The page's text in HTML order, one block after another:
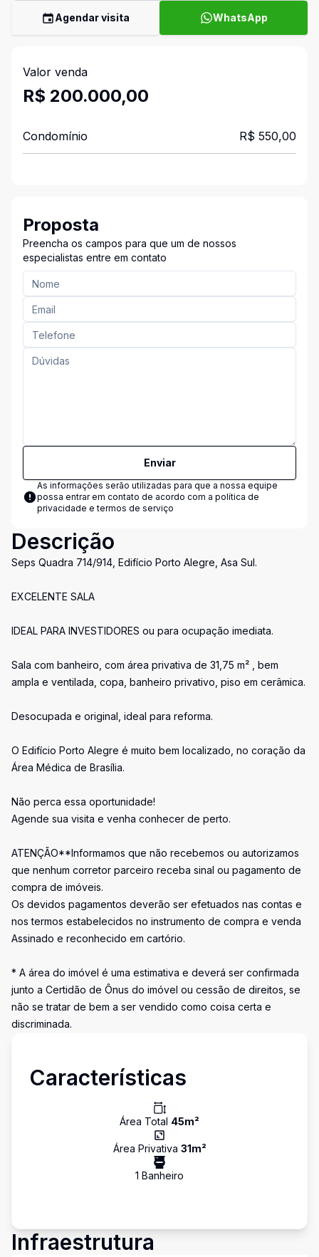
Agendar visita WhatsApp
Valor venda
R$ 200.000,00
Condomínio R$ 550,00
Proposta
Preencha os campos para que um de nossos
especialistas entre em contato
Enviar
As informações serão utilizadas para que a nossa equipe
possa entrar em contato de acordo com a política de
privacidade e termos de serviço
Descrição
Seps Quadra 714/914, Edifício Porto Alegre, Asa Sul.
EXCELENTE SALA
IDEAL PARA INVESTIDORES ou para ocupação imediata.
Sala com banheiro, com área privativa de 31,75 m² , bem
ampla e ventilada, copa, banheiro privativo, piso em cerâmica.
Desocupada e original, ideal para reforma.
O Edifício Porto Alegre é muito bem localizado, no coração da
Área Médica de Brasília.
Não perca essa oportunidade!
Agende sua visita e venha conhecer de perto.
ATENÇÃO**Informamos que não recebemos ou autorizamos
que nenhum corretor parceiro receba sinal ou pagamento de
compra de imóveis.
Os devidos pagamentos deverão ser efetuados nas contas e
nos termos estabelecidos no instrumento de compra e venda
Assinado e reconhecido em cartório.
* A área do imóvel é uma estimativa e deverá ser confirmada
junto a Certidão de Ônus do imóvel ou cessão de direitos, se
não se tratar de bem a ser vendido como coisa certa e
discriminada.
Características
Área Total 45m²
Área Privativa 31m²
1 Banheiro
Infraestrutura